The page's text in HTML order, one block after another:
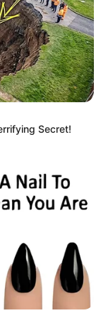
leite, uma
de caixa de
elas são
a reciclagem
e
você não
Secret!